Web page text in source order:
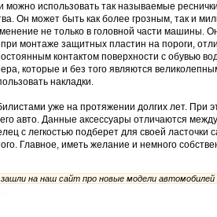
можно использовать так называемые
Он может быть как более грозным, так и
не только в головной части машины.
монтаже защитных пластин на пороги,
контактом поверхности с обувью
которые и без того являются
накладки.
уже на протяжении долгих лет. При
авто. Данные аксессуары отличаются
с легкостью подберет для своей
Главное, иметь желание и немного
на наш сайт про новые модели автомобилей